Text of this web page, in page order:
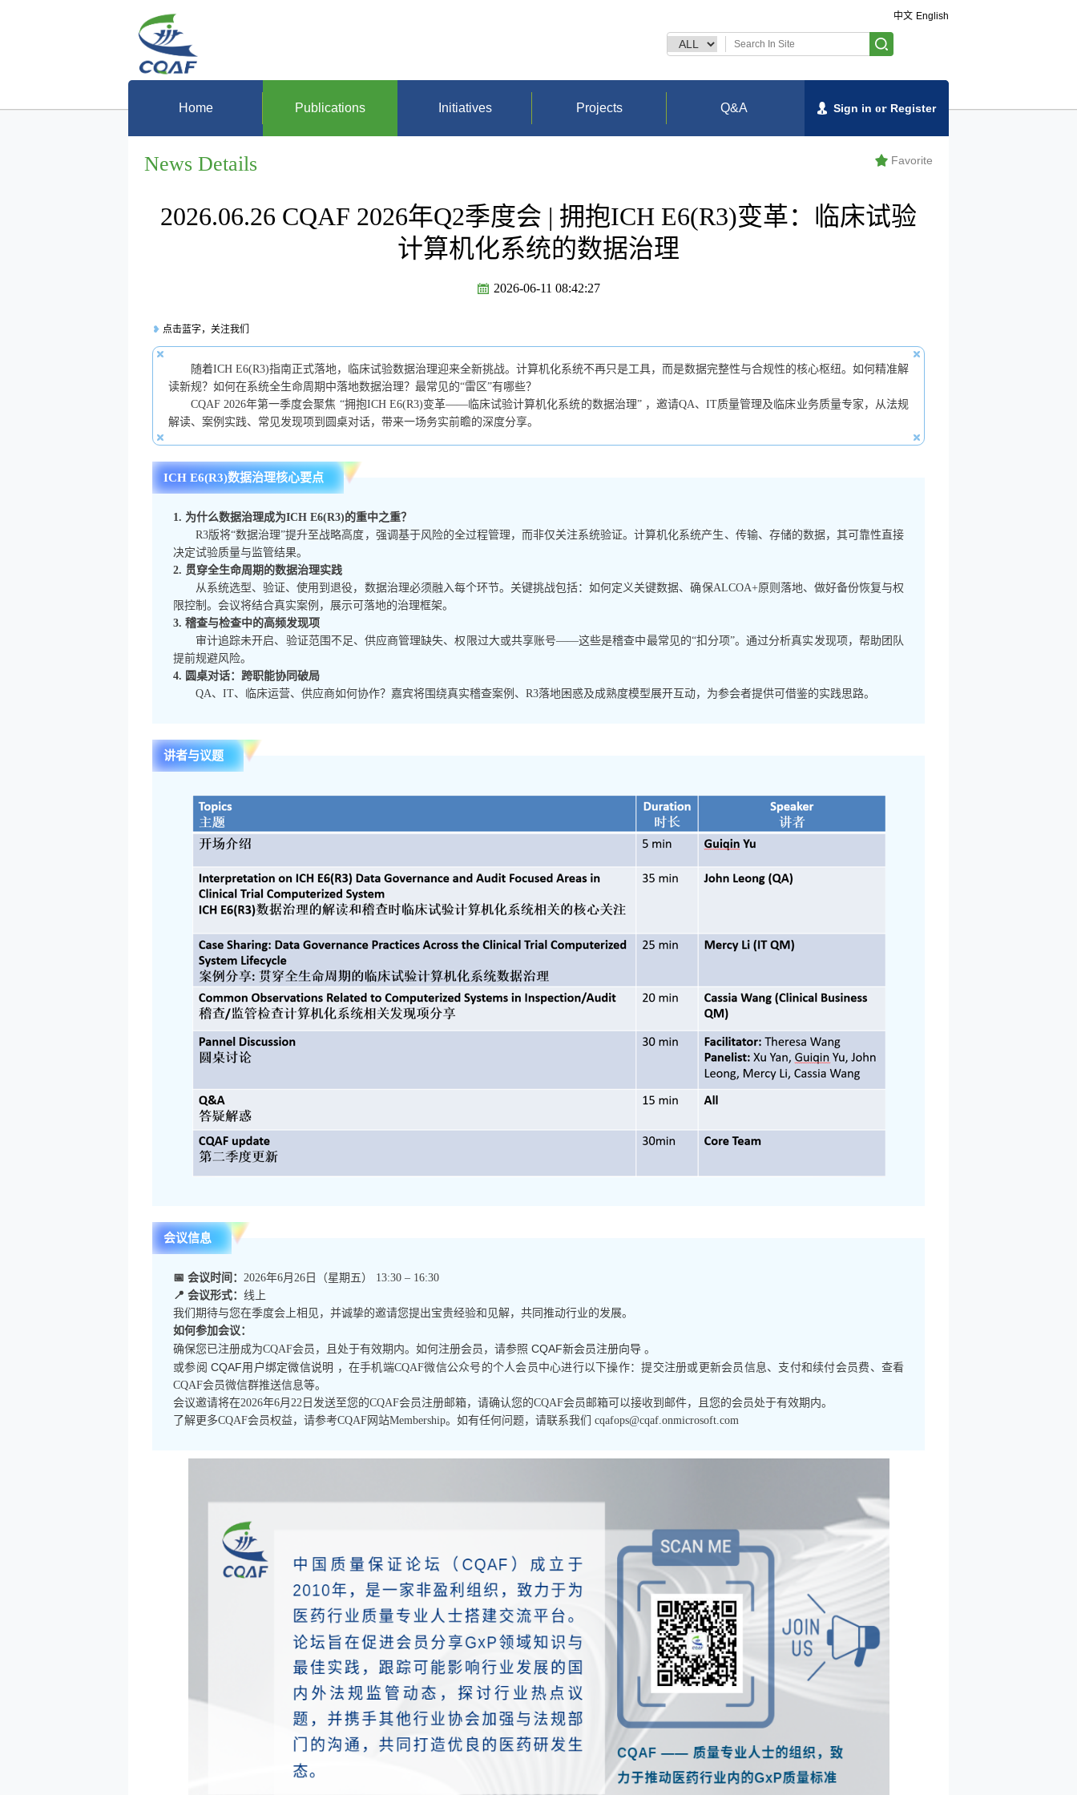
中文 English
Home Publications Initiatives Projects Q&A Sign in or Register
News Details Favorite
2026.06.26 CQAF 2026年Q2季度会 | 拥抱ICH E6(R3)变革：临床试验
计算机化系统的数据治理
2026-06-11 08:42:27
❥ 点击蓝字，关注我们
随着ICH E6(R3)指南正式落地，临床试验数据治理迎来全新挑战。计算机化系统不再只是工具，而是数据完整性与合规性的核心枢纽。如何精准解
读新规？如何在系统全生命周期中落地数据治理？最常见的“雷区”有哪些？
CQAF 2026年第一季度会聚焦 “拥抱ICH E6(R3)变革——临床试验计算机化系统的数据治理” ，邀请QA、IT质量管理及临床业务质量专家，从法规
解读、案例实践、常见发现项到圆桌对话，带来一场务实前瞻的深度分享。
ICH E6(R3)数据治理核心要点
1. 为什么数据治理成为ICH E6(R3)的重中之重？
R3版将“数据治理”提升至战略高度，强调基于风险的全过程管理，而非仅关注系统验证。计算机化系统产生、传输、存储的数据，其可靠性直接
决定试验质量与监管结果。
2. 贯穿全生命周期的数据治理实践
从系统选型、验证、使用到退役，数据治理必须融入每个环节。关键挑战包括：如何定义关键数据、确保ALCOA+原则落地、做好备份恢复与权
限控制。会议将结合真实案例，展示可落地的治理框架。
3. 稽查与检查中的高频发现项
审计追踪未开启、验证范围不足、供应商管理缺失、权限过大或共享账号——这些是稽查中最常见的“扣分项”。通过分析真实发现项，帮助团队
提前规避风险。
4. 圆桌对话：跨职能协同破局
QA、IT、临床运营、供应商如何协作？嘉宾将围绕真实稽查案例、R3落地困惑及成熟度模型展开互动，为参会者提供可借鉴的实践思路。
讲者与议题
会议信息
📅 会议时间： 2026年6月26日（星期五） 13:30 – 16:30
📍 会议形式： 线上
我们期待与您在季度会上相见，并诚挚的邀请您提出宝贵经验和见解，共同推动行业的发展。
如何参加会议：
确保您已注册成为CQAF会员，且处于有效期内。如何注册会员，请参照 CQAF新会员注册向导 。
或参阅CQAF用户绑定微信说明 ，在手机端CQAF微信公众号的个人会员中心进行以下操作：提交注册或更新会员信息、支付和续付会员费、查看
CQAF会员微信群推送信息等。
会议邀请将在2026年6月22日发送至您的CQAF会员注册邮箱，请确认您的CQAF会员邮箱可以接收到邮件，且您的会员处于有效期内。
了解更多CQAF会员权益，请参考CQAF网站Membership。如有任何问题，请联系我们 cqafops@cqaf.onmicrosoft.com